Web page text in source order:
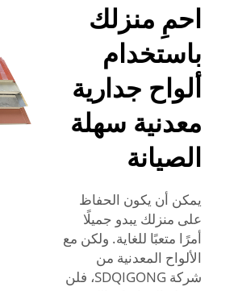
احمِ منزلك
باستخدام
ألواح جدارية
معدنية سهلة
الصيانة
يمكن أن يكون الحفاظ
على منزلك يبدو جميلًا
أمرًا متعبًا للغاية. ولكن مع
الألواح المعدنية من
شركة SDQIGONG، فلن